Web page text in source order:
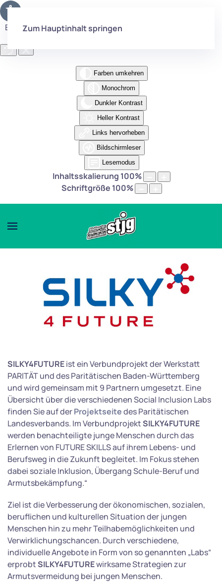
Eingabehilfen öffnen
Farben umkehren
Monochrom
Dunkler Kontrast
Heller Kontrast
Links hervorheben
Bildschirmleser
Lesemodus
Inhaltsskalierung 100%
Schriftgröße 100%
Zum Hauptinhalt springen
SILKY4FUTUREist ein Verbundprojekt der Werkstatt
PARITÄT und des Paritätischen Baden-Württemberg
und wird gemeinsam mit 9 Partnern umgesetzt. Eine
Übersicht über die verschiedenen Social Inclusion Labs
finden Sie auf derProjektseitedes Paritätischen
Landesverbands. Im VerbundprojektSILKY4FUTURE
werden benachteiligte junge Menschen durch das
Erlernen von FUTURE SKILLS auf ihrem Lebens- und
Berufsweg in die Zukunft begleitet. Im Fokus stehen
dabei soziale Inklusion, Übergang Schule-Beruf und
Armutsbekämpfung.“
Ziel ist die Verbesserung der ökonomischen, sozialen,
beruflichen und kulturellen Situation der jungen
Menschen hin zu mehr Teilhabemöglichkeiten und
Verwirklichungschancen. Durch verschiedene,
individuelle Angebote in Form von so genannten „Labs“
erprobtSILKY4FUTUREwirksame Strategien zur
Armutsvermeidung bei jungen Menschen.